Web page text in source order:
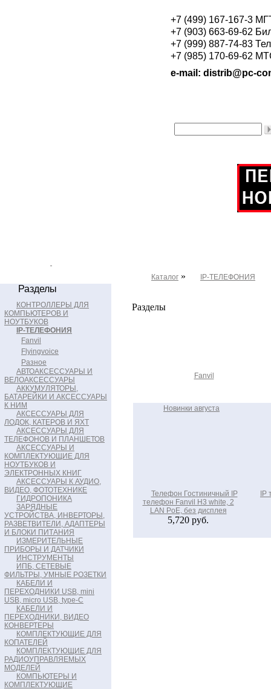
+7 (499) 167-167-3
+7 (903) 663-69-62
+7 (999) 887-74-83
+7 (985) 170-69-62
e-mail: distrib@pc-
Каталог » IP-ТЕЛЕФОНИЯ
Разделы
КОНТРОЛЛЕРЫ ДЛЯ
КОМПЬЮТЕРОВ И
НОУТБУКОВ
IP-ТЕЛЕФОНИЯ
Fanvil
Flyingvoice
Разное
АВТОАКСЕССУАРЫ И
ВЕЛОАКСЕССУАРЫ
АККУМУЛЯТОРЫ,
БАТАРЕЙКИ И АКСЕССУАРЫ
К НИМ
АКСЕССУАРЫ ДЛЯ
ЛОДОК, КАТЕРОВ И ЯХТ
АКСЕССУАРЫ ДЛЯ
ТЕЛЕФОНОВ И ПЛАНШЕТОВ
АКСЕССУАРЫ И
КОМПЛЕКТУЮЩИЕ ДЛЯ
НОУТБУКОВ И
ЭЛЕКТРОННЫХ КНИГ
АКСЕССУАРЫ К АУДИО,
ВИДЕО, ФОТОТЕХНИКЕ
ГИДРОПОНИКА
ЗАРЯДНЫЕ
УСТРОЙСТВА, ИНВЕРТОРЫ,
РАЗВЕТВИТЕЛИ, АДАПТЕРЫ
И БЛОКИ ПИТАНИЯ
ИЗМЕРИТЕЛЬНЫЕ
ПРИБОРЫ И ДАТЧИКИ
ИНСТРУМЕНТЫ
ИПБ, СЕТЕВЫЕ
ФИЛЬТРЫ, УМНЫЕ РОЗЕТКИ
КАБЕЛИ И
ПЕРЕХОДНИКИ USB, mini
USB, micro USB, type-C
КАБЕЛИ И
ПЕРЕХОДНИКИ, ВИДЕО
КОНВЕРТЕРЫ
КОМПЛЕКТУЮЩИЕ ДЛЯ
КОПАТЕЛЕЙ
КОМПЛЕКТУЮЩИЕ ДЛЯ
РАДИОУПРАВЛЯЕМЫХ
МОДЕЛЕЙ
КОМПЬЮТЕРЫ И
КОМПЛЕКТУЮЩИЕ
Разделы
Fanvil
Новинки августа
Телефон Гостиничный IP
телефон Fanvil H3 white, 2
LAN PoE, без дисплея
5,720 руб.